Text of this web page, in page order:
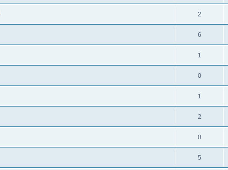
2
6
1
0
1
2
0
5